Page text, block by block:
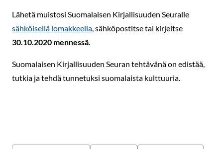
Lähetä muistosi Suomalaisen Kirjallisuuden Seuralle
sähköisellä lomakkeella, sähköpostitse tai kirjeitse
30.10.2020 mennessä.
Suomalaisen Kirjallisuuden Seuran tehtävänä on edistää,
tutkia ja tehdä tunnetuksi suomalaista kulttuuria.